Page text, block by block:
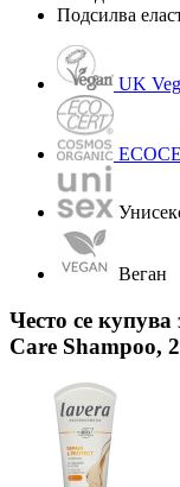
Подсилва
UK
Веган
Често се
Care Shampoo,